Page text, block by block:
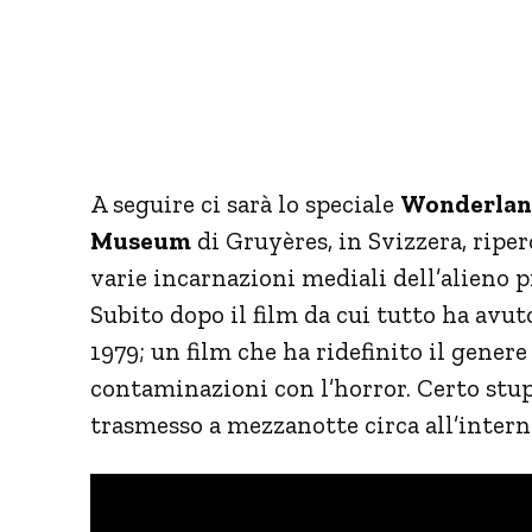
A seguire ci sarà lo speciale
Museum di Gruyères, in Svizzera,
varie incarnazioni mediali dell’alieno
Subito dopo il film da cui tutto ha
1979; un film che ha ridefinito il
contaminazioni con l’horror. Certo
trasmesso a mezzanotte circa